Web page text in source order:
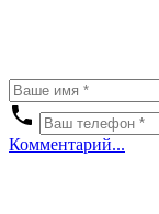
Комментарий...